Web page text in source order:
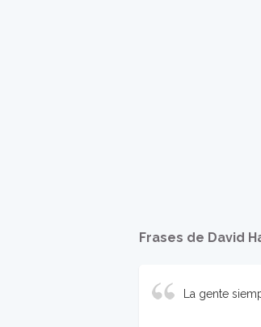
Frases de David
La gente